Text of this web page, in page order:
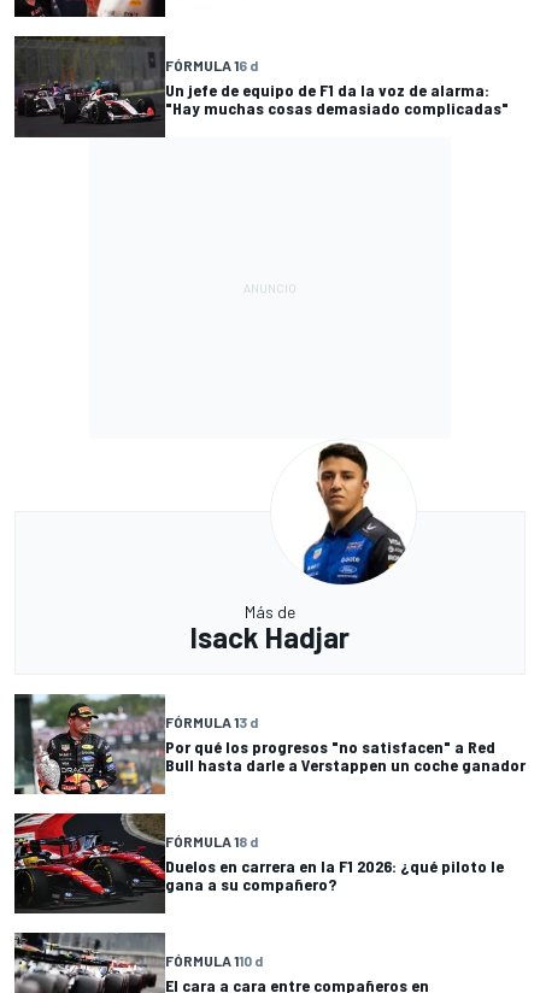
FÓRMULA 16 d
Un jefe de equipo de F1 da la voz de alarma:
"Hay muchas cosas demasiado complicadas"
Más de
Isack Hadjar
FÓRMULA 13 d
Por qué los progresos "no satisfacen" a Red
Bull hasta darle a Verstappen un coche ganador
FÓRMULA 18 d
Duelos en carrera en la F1 2026: ¿qué piloto le
gana a su compañero?
FÓRMULA 110 d
El cara a cara entre compañeros en